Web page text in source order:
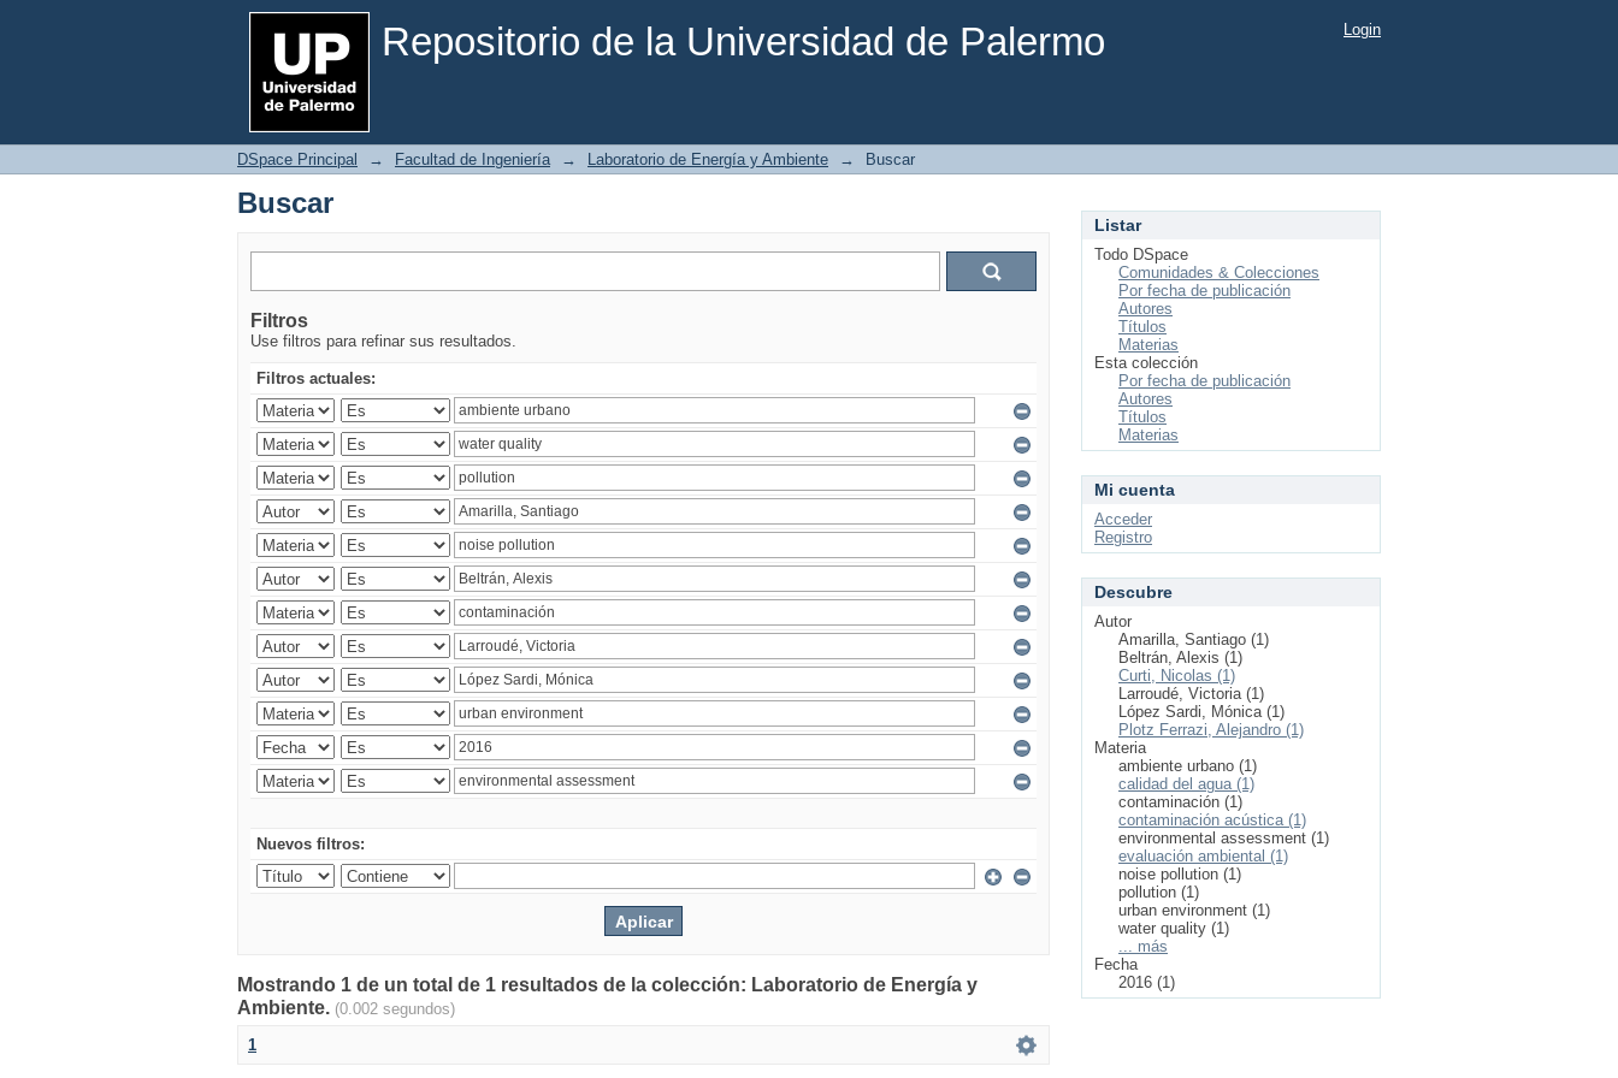
Repositorio de la Universidad de Palermo
Buscar Login
DSpace Principal → Facultad de Ingeniería → Laboratorio de Energía y Ambiente → Buscar
Buscar
Filtros
Use filtros para refinar sus resultados.
Filtros actuales:
Nuevos filtros:
Mostrando 1 de un total de 1 resultados de la colección: Laboratorio de Energía y
Ambiente. (0.002 segundos)
1
Listar
Todo DSpace
Comunidades & Colecciones
Por fecha de publicación
Autores
Títulos
Materias
Esta colección
Por fecha de publicación
Autores
Títulos
Materias
Mi cuenta
Acceder
Registro
Descubre
Autor
Amarilla, Santiago (1)
Beltrán, Alexis (1)
Curti, Nicolas (1)
Larroudé, Victoria (1)
López Sardi, Mónica (1)
Plotz Ferrazi, Alejandro (1)
Materia
ambiente urbano (1)
calidad del agua (1)
contaminación (1)
contaminación acústica (1)
environmental assessment (1)
evaluación ambiental (1)
noise pollution (1)
pollution (1)
urban environment (1)
water quality (1)
... más
Fecha
2016 (1)